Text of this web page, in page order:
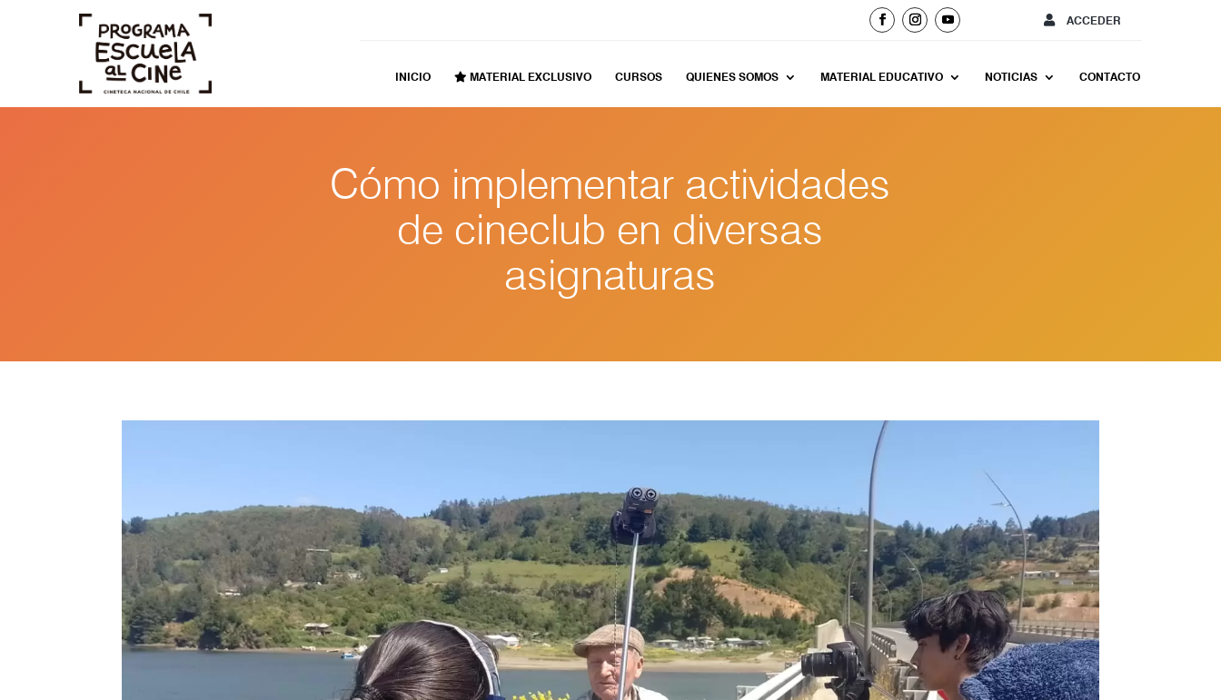
ACCEDER
INICIO MATERIAL EXCLUSIVO CURSOS QUIENES SOMOS MATERIAL EDUCATIVO NOTICIAS CONTACTO
Cómo implementar actividades
de cineclub en diversas
asignaturas